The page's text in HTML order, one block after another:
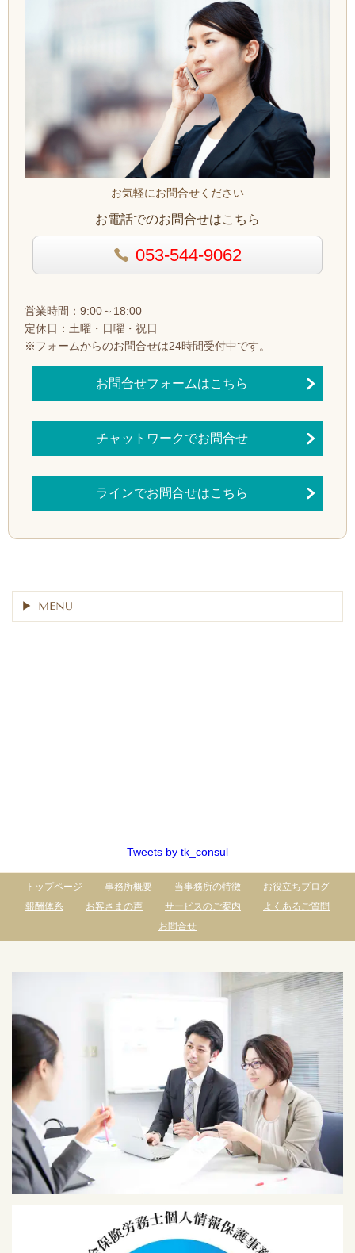
お気軽にお問合せください
お電話でのお問合せはこちら
053-544-9062
営業時間：9:00～18:00
定休日：土曜・日曜・祝日
※フォームからのお問合せは24時間受付中です。
お問合せフォームはこちら
チャットワークでお問合せ
ラインでお問合せはこちら
MENU
Tweets by tk_consul
トップページ 事務所概要 当事務所の特徴
お役立ちブログ
報酬体系
お客さまの声 サービスのご案内
よくあるご質問
お問合せ